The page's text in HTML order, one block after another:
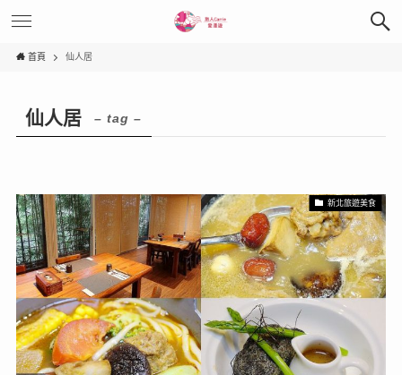
首頁 仙人居
仙人居 – tag –
新北旅遊美食